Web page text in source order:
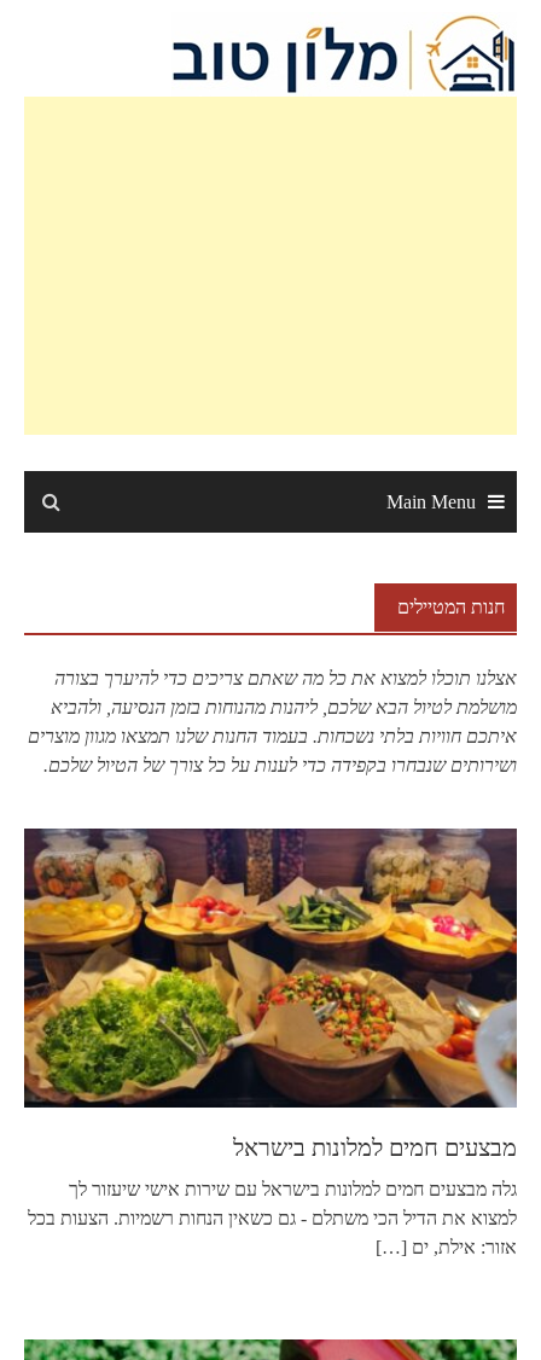
content
Main Menu
חנות המטיילים
אצלנו תוכלו למצוא את כל מה שאתם צריכים כדי להיערך בצורה
מושלמת לטיול הבא שלכם, ליהנות מהנוחות בזמן הנסיעה, ולהביא
איתכם חוויות בלתי נשכחות. בעמוד החנות שלנו תמצאו מגוון מוצרים
ושירותים שנבחרו בקפידה כדי לענות על כל צורך של הטיול שלכם.
מבצעים חמים למלונות בישראל
גלה מבצעים חמים למלונות בישראל עם שירות אישי שיעזור לך
למצוא את הדיל הכי משתלם - גם כשאין הנחות רשמיות. הצעות בכל
אזור: אילת, ים […]